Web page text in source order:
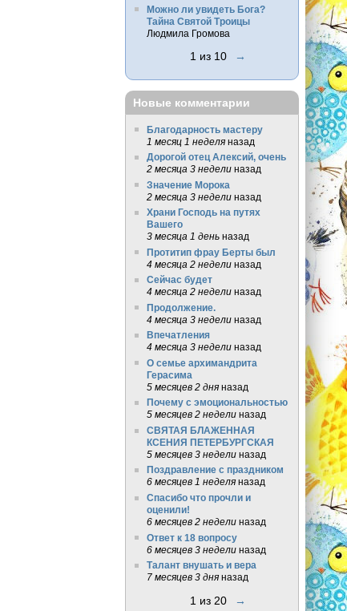
Можно ли увидеть Бога?
Тайна Святой Троицы
Людмила Громова
1 из 10 →
Новые комментарии
Благодарность мастеру
1 месяц 1 неделяназад
Дорогой отец Алексий, очень
2 месяца 3 неделиназад
Значение Морока
2 месяца 3 неделиназад
Храни Господь на путях
Вашего
3 месяца 1 деньназад
Протитип фрау Берты был
4 месяца 2 неделиназад
Сейчас будет
4 месяца 2 неделиназад
Продолжение.
4 месяца 3 неделиназад
Впечатления
4 месяца 3 неделиназад
О семье архимандрита
Герасима
5 месяцев 2 дняназад
Почему с эмоциональностью
5 месяцев 2 неделиназад
СВЯТАЯ БЛАЖЕННАЯ
КСЕНИЯ ПЕТЕРБУРГСКАЯ
5 месяцев 3 неделиназад
Поздравление с праздником
6 месяцев 1 неделяназад
Спасибо что прочли и
оценили!
6 месяцев 2 неделиназад
Ответ к 18 вопросу
6 месяцев 3 неделиназад
Талант внушать и вера
7 месяцев 3 дняназад
1 из 20 →